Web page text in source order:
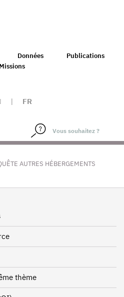
Données
Publications
Missions
| FR
AUTRES HÉBERGEMENTS
thème